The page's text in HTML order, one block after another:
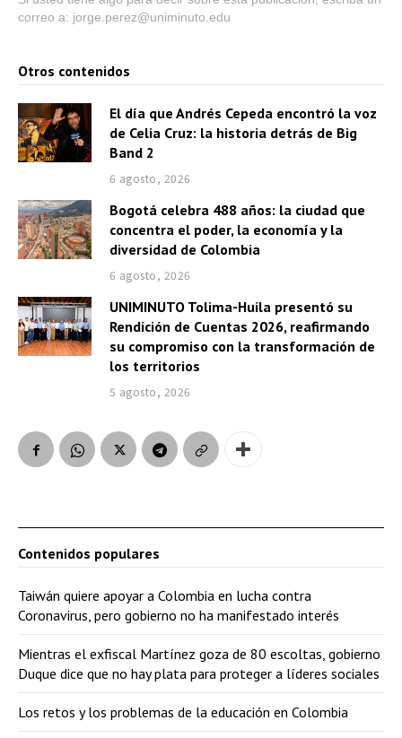
correo a: jorge.perez@uniminuto.edu
Otros contenidos
El día que Andrés Cepeda encontró la voz
de Celia Cruz: la historia detrás de Big
Band 2
6 agosto, 2026
Bogotá celebra 488 años: la ciudad que
concentra el poder, la economía y la
diversidad de Colombia
6 agosto, 2026
UNIMINUTO Tolima-Huila presentó su
Rendición de Cuentas 2026, reafirmando
su compromiso con la transformación de
los territorios
5 agosto, 2026
Contenidos populares
Taiwán quiere apoyar a Colombia en lucha contra
Coronavirus, pero gobierno no ha manifestado interés
Mientras el exfiscal Martínez goza de 80 escoltas, gobierno
Duque dice que no hay plata para proteger a líderes sociales
Los retos y los problemas de la educación en Colombia